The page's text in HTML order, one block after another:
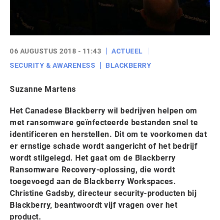
06 AUGUSTUS 2018 - 11:43
ACTUEEL
SECURITY & AWARENESS
BLACKBERRY
Suzanne Martens
Het Canadese Blackberry wil bedrijven helpen om
met ransomware geïnfecteerde bestanden snel te
identificeren en herstellen. Dit om te voorkomen dat
er ernstige schade wordt aangericht of het bedrijf
wordt stilgelegd. Het gaat om de Blackberry
Ransomware Recovery-oplossing, die wordt
toegevoegd aan de Blackberry Workspaces.
Christine Gadsby, directeur security-producten bij
Blackberry, beantwoordt vijf vragen over het
product.